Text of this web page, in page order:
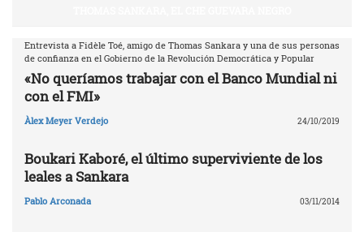
Entrevista a Fidèle Toé, amigo de Thomas Sankara y una de sus personas
de confianza en el Gobierno de la Revolución Democrática y Popular
«No queríamos trabajar con el Banco Mundial ni
con el FMI»
Àlex Meyer Verdejo 24/10/2019
Boukari Kaboré, el último superviviente de los
leales a Sankara
Pablo Arconada 03/11/2014